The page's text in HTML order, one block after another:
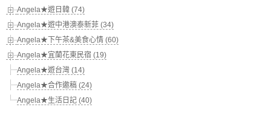
Angela★遊日韓 (74)
Angela★遊中港澳泰新菲 (34)
Angela★下午茶&美食心情 (60)
Angela★宜蘭花東民宿 (19)
Angela★遊台灣 (14)
Angela★合作邀稿 (24)
Angela★生活日記 (40)